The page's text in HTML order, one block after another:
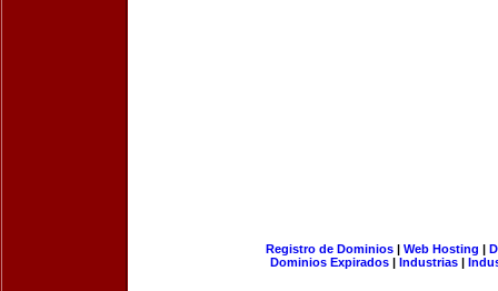
Registro de Dominios| Web Hosting |
Dominios Expirados | Industrias |